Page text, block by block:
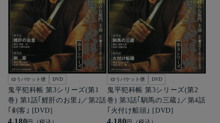
ゆうパケット便 DVD
鬼平犯科帳 第3シリーズ(第1
巻) 第1話｢鯉肝のお里｣／第2話
｢剣客｣ [DVD]
4,180
ゆうパケット便 DVD
鬼平犯科帳 第3シリーズ(第2
巻) 第3話｢馴馬の三蔵｣／第4話
｢火付け船頭｣ [DVD]
4,180